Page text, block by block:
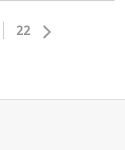
22